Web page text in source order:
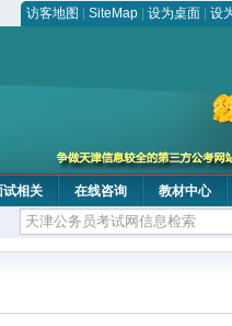
访客地图 SiteMap 设为桌面 设
试相关 在线咨询 教材中心